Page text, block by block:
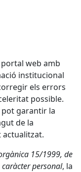
web amb
institucional
els errors
possible.
garantir la
de la
15/1999, de
caràcter personal, la